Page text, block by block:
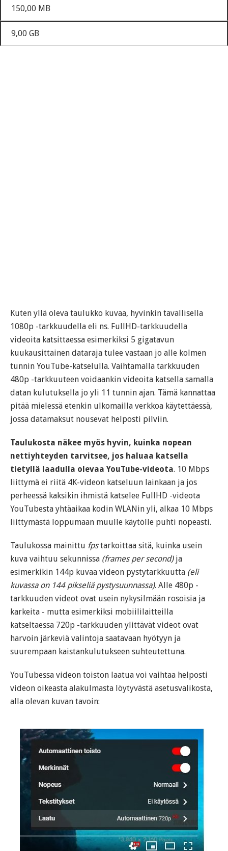
150,00 MB
9,00 GB
Kuten yllä oleva taulukko kuvaa, hyvinkin tavallisella
1080p -tarkkuudella eli ns. FullHD-tarkkuudella
videoita katsittaessa esimerkiksi 5 gigatavun
kuukausittainen dataraja tulee vastaan jo alle kolmen
tunnin YouTube-katselulla. Vaihtamalla tarkkuuden
480p -tarkkuuteen voidaankin videoita katsella samalla
datan kulutuksella jo yli 11 tunnin ajan. Tämä kannattaa
pitää mielessä etenkin ulkomailla verkkoa käytettäessä,
jossa datamaksut nousevat helposti pilviin.
Taulukosta näkee myös hyvin, kuinka nopean
nettiyhteyden tarvitsee, jos haluaa katsella
tietyllä laadulla olevaa YouTube-videota. 10 Mbps
liittymä ei riitä 4K-videon katseluun lainkaan ja jos
perheessä kaksikin ihmistä katselee FullHD -videota
YouTubesta yhtäaikaa kodin WLANin yli, alkaa 10 Mbps
liittymästä loppumaan muulle käytölle puhti nopeasti.
Taulukossa mainittu fpstarkoittaa sitä, kuinka usein
kuva vaihtuu sekunnissa (frames per second)ja
esimerkikin 144p kuvaa videon pystytarkkuutta (eli
kuvassa on 144 pikseliä pystysuunnassa). Alle 480p -
tarkkuuden videot ovat usein nykysilmään rosoisia ja
karkeita - mutta esimerkiksi mobiililaitteilla
katseltaessa 720p -tarkkuuden ylittävät videot ovat
harvoin järkeviä valintoja saatavaan hyötyyn ja
suurempaan kaistankulutukseen suhteutettuna.
YouTubessa videon toiston laatua voi vaihtaa helposti
videon oikeasta alakulmasta löytyvästä asetusvalikosta,
alla olevan kuvan tavoin: